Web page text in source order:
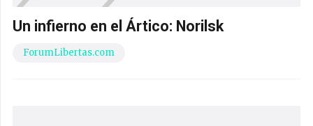
Un infierno en el Ártico: Norilsk
ForumLibertas.com